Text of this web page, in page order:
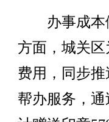
办事成本做
方面，城关
费用，同步
帮办服务，